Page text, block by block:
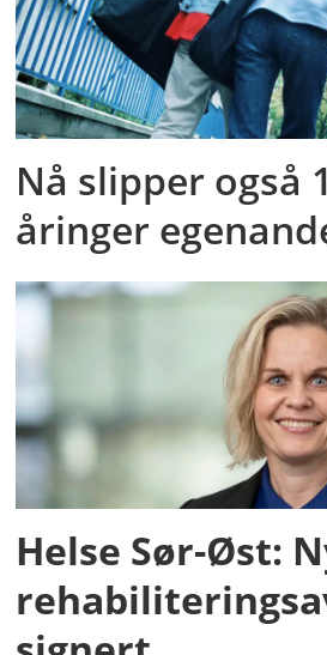
Nå slipper også
åringer
Helse Sør-Øst: